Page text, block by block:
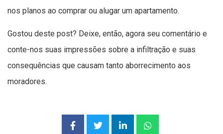
nos planos ao comprar ou alugar um apartamento.
Gostou deste post? Deixe, então, agora seu comentário e
conte-nos suas impressões sobre a infiltração e suas
consequências que causam tanto aborrecimento aos
moradores.